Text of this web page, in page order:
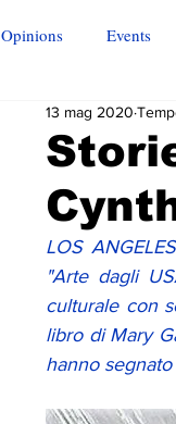
Opinions Events
13 mag 2020
LOS
"Arte dagli
culturale con
libro di Mary
hanno